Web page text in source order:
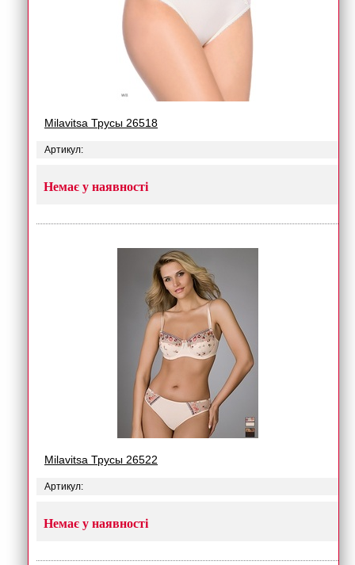
Milavitsa Трусы 26518
Артикул:
Немає у наявності
Milavitsa Трусы 26522
Артикул:
Немає у наявності